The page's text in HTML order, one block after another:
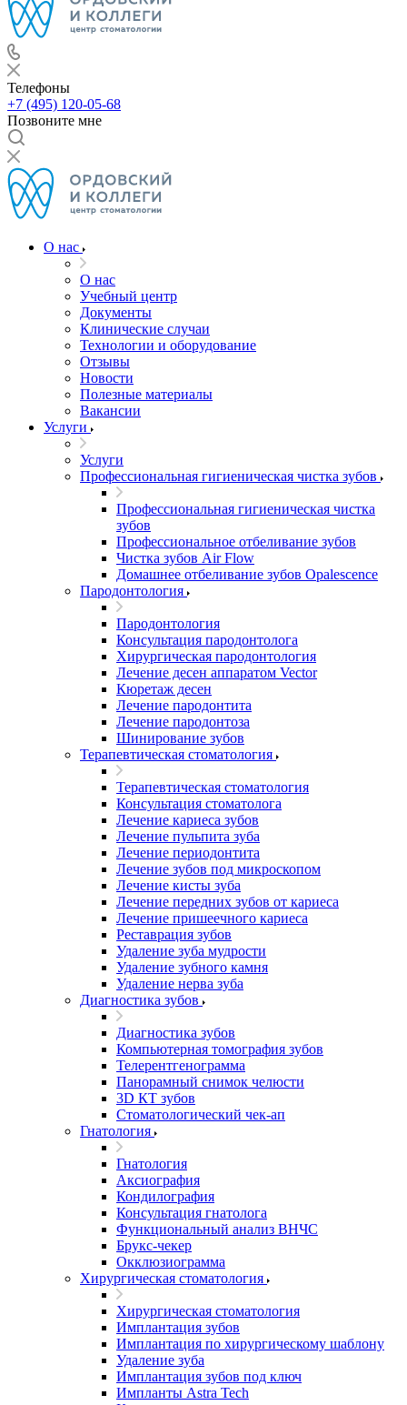
Телефоны
+7 (495) 120-05-68
Позвоните мне
О нас
О нас
Учебный центр
Документы
Клинические случаи
Технологии и оборудование
Отзывы
Новости
Полезные материалы
Вакансии
Услуги
Услуги
Профессиональная гигиеническая чистка зубов
Профессиональная гигиеническая чистка
зубов
Профессиональное отбеливание зубов
Чистка зубов Air Flow
Домашнее отбеливание зубов Opalescence
Пародонтология
Пародонтология
Консультация пародонтолога
Хирургическая пародонтология
Лечение десен аппаратом Vector
Кюретаж десен
Лечение пародонтита
Лечение пародонтоза
Шинирование зубов
Терапевтическая стоматология
Терапевтическая стоматология
Консультация стоматолога
Лечение кариеса зубов
Лечение пульпита зуба
Лечение периодонтита
Лечение зубов под микроскопом
Лечение кисты зуба
Лечение передних зубов от кариеса
Лечение пришеечного кариеса
Реставрация зубов
Удаление зуба мудрости
Удаление зубного камня
Удаление нерва зуба
Диагностика зубов
Диагностика зубов
Компьютерная томография зубов
Телерентгенограмма
Панорамный снимок челюсти
3D КТ зубов
Стоматологический чек-ап
Гнатология
Гнатология
Аксиография
Кондилография
Консультация гнатолога
Функциональный анализ ВНЧС
Брукс-чекер
Окклюзиограмма
Хирургическая стоматология
Хирургическая стоматология
Имплантация зубов
Имплантация по хирургическому шаблону
Удаление зуба
Имплантация зубов под ключ
Импланты Astra Tech